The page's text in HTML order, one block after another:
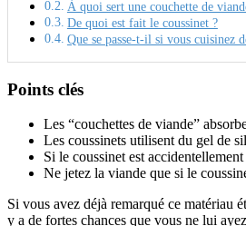
À quoi sert une couchette de
De quoi est fait le coussinet ?
Que se passe-t-il si vous cuisinez
Points clés
Les “couchettes de viande”
Les coussinets utilisent du gel de
Si le coussinet est
Ne jetez la viande que si le
Si vous avez déjà remarqué ce matériau
y a de fortes chances que vous ne lui